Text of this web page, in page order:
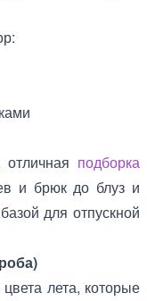
подборка
и брюк до блуз и
для отпускной
лета, которые